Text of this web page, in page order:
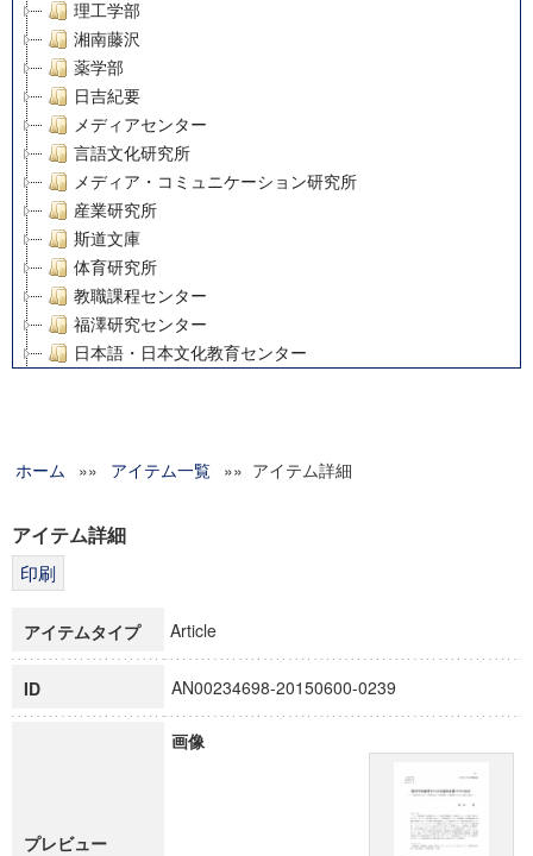
理工学部
湘南藤沢
薬学部
日吉紀要
メディアセンター
言語文化研究所
メディア・コミュニケーション研究所
産業研究所
斯道文庫
体育研究所
教職課程センター
福澤研究センター
日本語・日本文化教育センター
グローバルリサーチインスティテュート
科学研究費補助金研究成果報告書
博士課程教育リーディングプログラム「超成熟社会発展のサ
ホーム »» アイテム一覧 »» アイテム詳細
アイテム詳細
アイテムタイプ Article
ID AN00234698-20150600-0239
プレビュー
画像